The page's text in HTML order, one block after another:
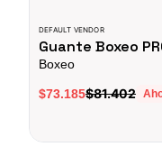
DEFAULT VENDOR
Guante Boxeo
Boxeo
$73.185$81.402